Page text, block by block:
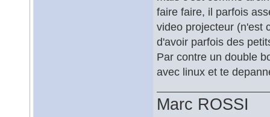
faire faire, il parfois
video projecteur (n'est
d'avoir parfois des
Par contre un double
avec linux et te
Marc ROSSI